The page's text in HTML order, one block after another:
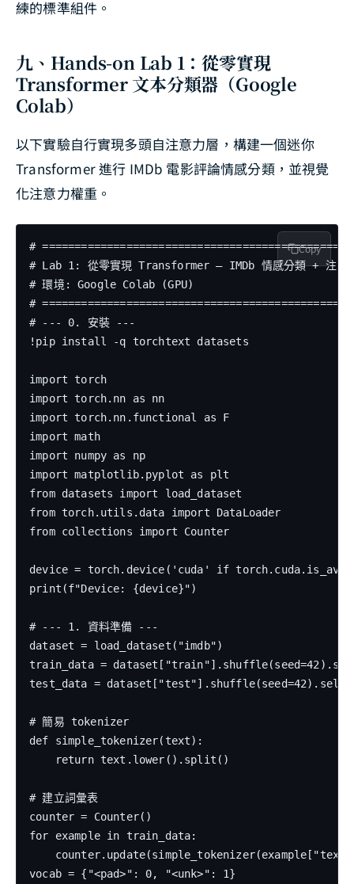
練的標準組件。
九、Hands-on Lab 1：從零實現
Transformer 文本分類器（Google
Colab）
以下實驗自行實現多頭自注意力層，構建一個迷你
Transformer 進行 IMDb 電影評論情感分類，並視覺
化注意力權重。
#
# Lab 1: 從零實現 Transformer — IMDb 情感分類 + 注意
# 環境: Google Colab (GPU)
#
# --- 0. 安裝 ---
!pip install -q torchtext datasets
import torch
import torch.nn as nn
import torch.nn.functional as F
import math
import numpy as np
import matplotlib.pyplot as plt
from datasets import load_dataset
from torch.utils.data import DataLoader
from collections import Counter
device = torch.device('cuda' if
print(f"Device: {device}")
# --- 1. 資料準備 ---
dataset = load_dataset("imdb")
train_data =
test_data =
# 簡易 tokenizer
def simple_tokenizer(text):
    return text.lower().split()
# 建立詞彙表
counter = Counter()
for example in train_data:
vocab = {"<pad>": 0, "<unk>": 1}
Copy